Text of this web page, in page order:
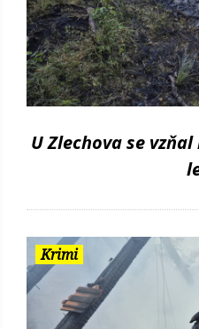
U Zlechova se
Krimi